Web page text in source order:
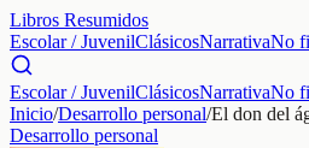
Libros Resumidos
Escolar / JuvenilClásicosNarrativaNo
Escolar / JuvenilClásicosNarrativaNo
Inicio/Desarrollo personal/El don del
Desarrollo personal